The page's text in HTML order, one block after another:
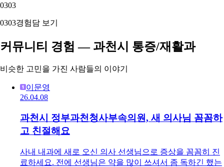
0303
0303경험담 보기
커뮤니티 경험 — 과천시 통증/재활과
비슷한 고민을 가진 사람들의 이야기
이문영
26.04.08
과천시 정부과천청사부속의원, 새 의사님 꼼꼼하
고 친절해요
사내 내과에 새로 오신 의사 선생님으로 증상을 꼼꼼히 진
료하세요. 전에 선생님은 약을 많이 쓰셔서 좀 독하긴 했는